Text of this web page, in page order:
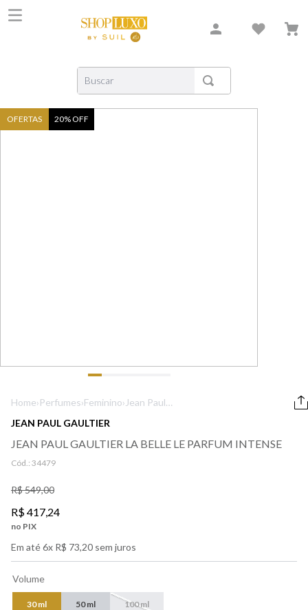
Buscar
OFERTAS 20% OFF
Home›Perfumes›Feminino› Jean Paul
Intense
JEAN PAUL GAULTIER
JEAN PAUL GAULTIER LA BELLE LE PARFUM INTENSE
Cód.: 34479
R$549,00
R$417,24
no PIX
Em até6x R$ 73,20 sem juros
Volume
30 ml 50 ml 100 ml